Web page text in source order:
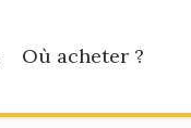
Où acheter ?